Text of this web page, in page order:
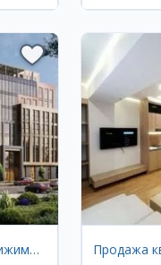
Коммерческая недвижимость Продажа